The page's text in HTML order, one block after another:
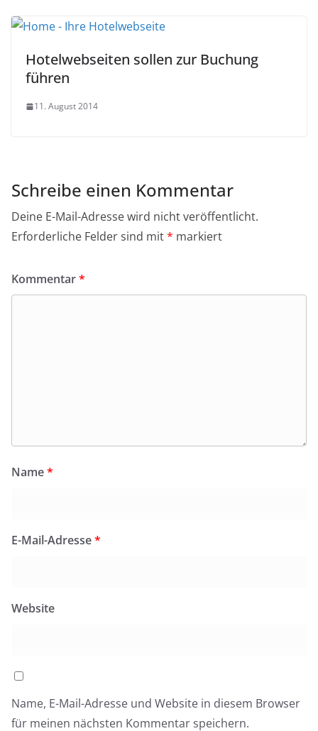
Hotelwebseiten sollen zur Buchung
führen
11. August 2014
Schreibe einen Kommentar
Deine E-Mail-Adresse wird nicht veröffentlicht.
Erforderliche Felder sind mit* markiert
Kommentar*
Name*
E-Mail-Adresse*
Website
Name, E-Mail-Adresse und Website in diesem Browser
für meinen nächsten Kommentar speichern.